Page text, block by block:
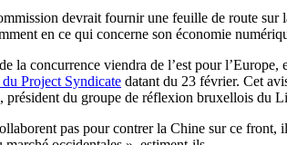
devrait fournir une feuille de route
en ce qui concerne son économie
la concurrence viendra de l’est pour
Project Syndicate datant du 23 février. Cet
président du groupe de réflexion bruxellois du
pas pour contrer la Chine sur ce